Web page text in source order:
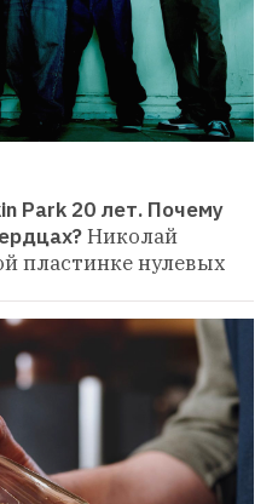
Park 20 лет. Почему
Николай
пластинке нулевых